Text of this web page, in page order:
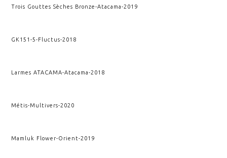
Trois Gouttes Sèches Bronze-Atacama-2019
GK151-5- Fluctus-2018
Larmes ATACAMA-Atacama-2018
Métis-Multivers-2020
Mamluk Flower-Orient-2019